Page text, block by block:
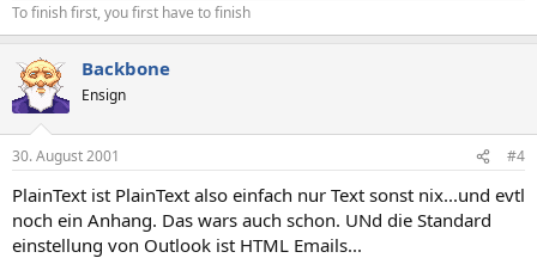
To finish first, you first have to finish
Backbone
Ensign
30. August 2001 #4
PlainText ist PlainText also einfach nur Text sonst nix...und evtl
noch ein Anhang. Das wars auch schon. UNd die Standard
einstellung von Outlook ist HTML Emails...